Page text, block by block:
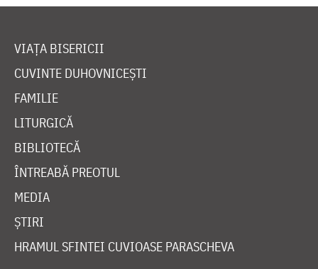
VIAȚA BISERICII
CUVINTE DUHOVNICEȘTI
FAMILIE
LITURGICĂ
BIBLIOTECĂ
ÎNTREABĂ PREOTUL
MEDIA
ȘTIRI
HRAMUL SFINTEI CUVIOASE PARASCHEVA